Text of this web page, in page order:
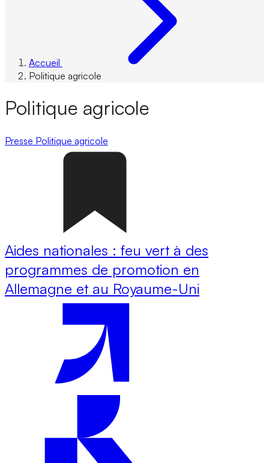
Accueil
Politique agricole
Politique agricole
Presse Politique agricole
Aides nationales : feu vert à des
programmes de promotion en
Allemagne et au Royaume-Uni